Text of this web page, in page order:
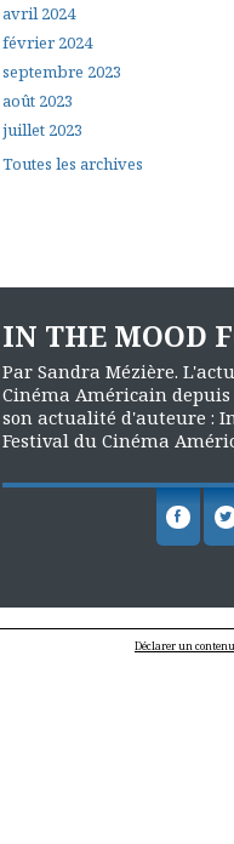
avril 2024
février 2024
septembre 2023
août 2023
juillet 2023
Toutes les archives
IN THE MOOD
Par Sandra Mézière.
Cinéma Américain
son actualité d'auteure :
Festival du Cinéma
Déclarer un